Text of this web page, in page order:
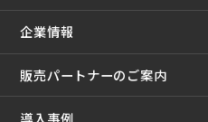
企業情報
販売パートナーのご案内